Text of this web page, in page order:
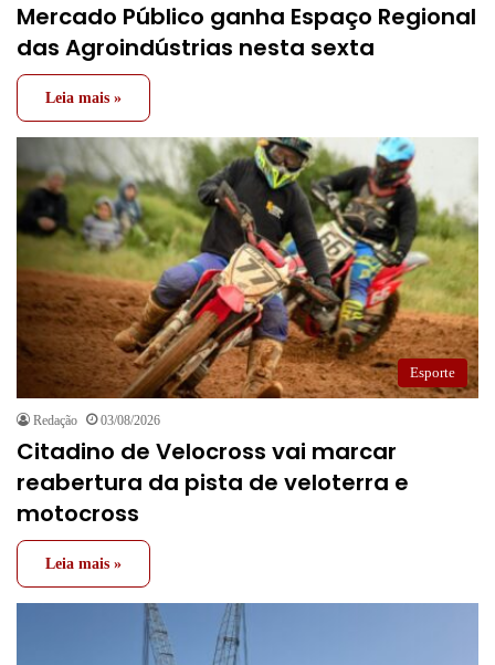
Mercado Público ganha Espaço Regional
das Agroindústrias nesta sexta
Leia mais »
Esporte
Redação 03/08/2026
Citadino de Velocross vai marcar
reabertura da pista de veloterra e
motocross
Leia mais »